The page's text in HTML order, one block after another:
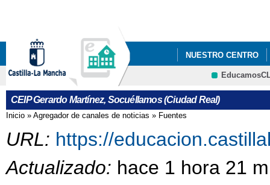
NUESTRO CENTRO
CEIP Gerardo Martínez, Socuéllamos (Ciudad Real)
Se encuentra usted aquí
Inicio » Agregador de canales de noticias » Fuentes
URL: https://
Actualizado: hace 1 hora 21